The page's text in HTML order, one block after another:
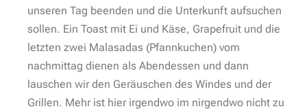
unseren Tag beenden und die Unterkunft aufsuchen
sollen. Ein Toast mit Ei und Käse, Grapefruit und die
letzten zwei Malasadas (Pfannkuchen) vom
nachmittag dienen als Abendessen und dann
lauschen wir den Geräuschen des Windes und der
Grillen. Mehr ist hier irgendwo im nirgendwo nicht zu